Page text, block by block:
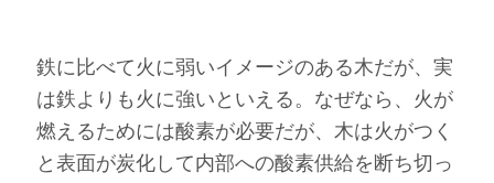
鉄に比べて火に弱いイメージのある木だが、実
は鉄よりも火に強いといえる。なぜなら、火が
燃えるためには酸素が必要だが、木は火がつく
と表面が炭化して内部への酸素供給を断ち切っ